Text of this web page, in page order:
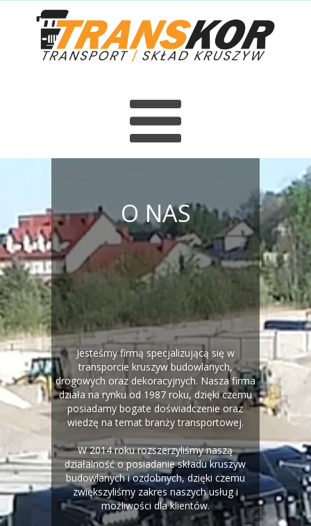
O NAS
Jesteśmy firmą specjalizującą się w
transporcie kruszyw budowlanych,
drogowych oraz dekoracyjnych. Nasza firma
działa na rynku od 1987 roku, dzięki czemu
posiadamy bogate doświadczenie oraz
wiedzę na temat branży transportowej.
W 2014 roku rozszerzyliśmy naszą
działalność o posiadanie składu kruszyw
budowlanych i ozdobnych, dzięki czemu
zwiększyliśmy zakres naszych usług i
możliwości dla klientów.